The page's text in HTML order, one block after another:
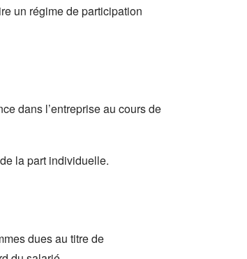
un régime de participation
dans l’entreprise au cours de
la part individuelle.
dues au titre de